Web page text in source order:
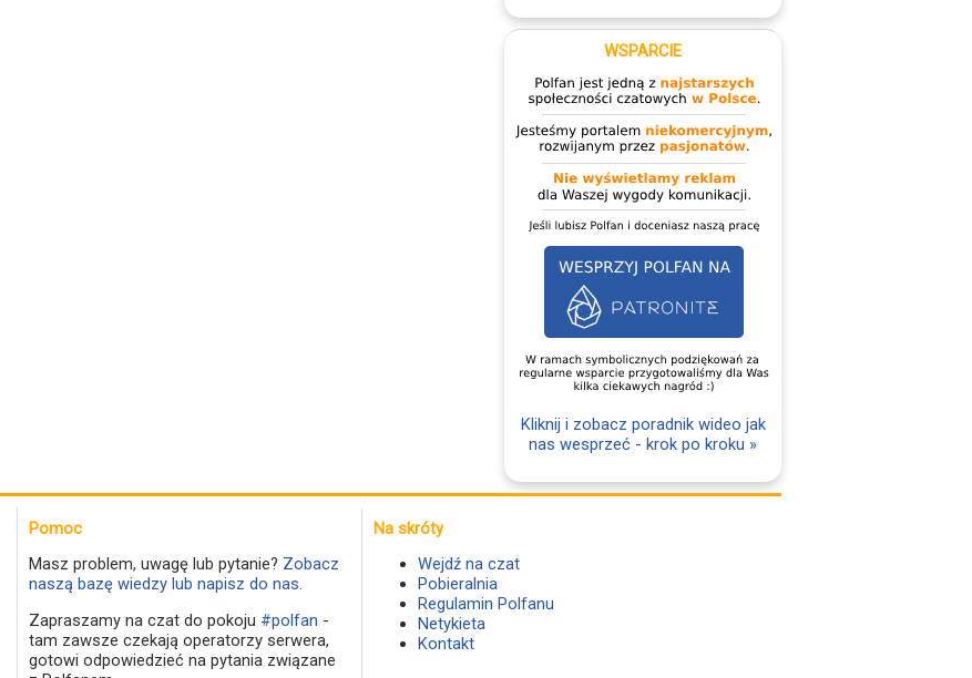
WSPARCIE
Kliknij i zobacz poradnik wideo jak
nas wesprzeć - krok po kroku »
Pomoc
Masz problem, uwagę lub pytanie? Zobacz
naszą bazę wiedzy lub napisz do nas.
Zapraszamy na czat do pokoju #polfan -
tam zawsze czekają operatorzy serwera,
gotowi odpowiedzieć na pytania związane
Na skróty
Wejdź na czat
Pobieralnia
Regulamin Polfanu
Netykieta
Kontakt